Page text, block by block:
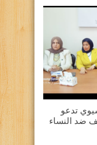
تدعو
ضد النساء